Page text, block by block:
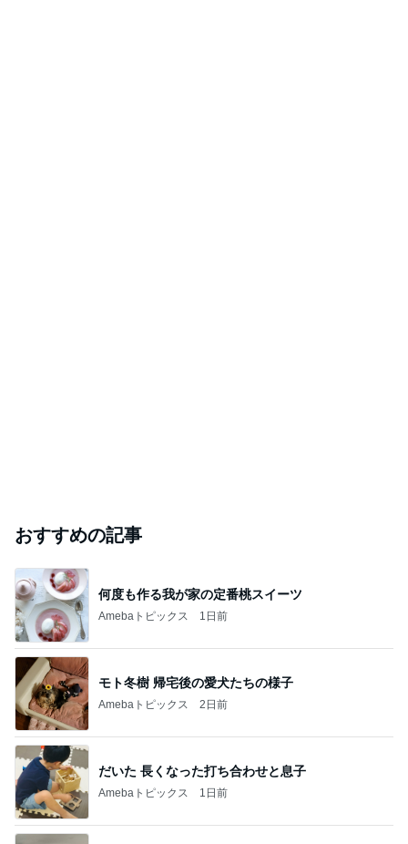
おすすめの記事
何度も作る我が家の定番桃スイーツ
Amebaトピックス 1日前
モト冬樹 帰宅後の愛犬たちの様子
Amebaトピックス 2日前
だいた 長くなった打ち合わせと息子
Amebaトピックス 1日前